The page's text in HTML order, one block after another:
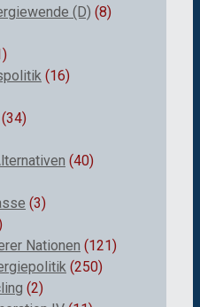
(D) (8)
(16)
(34)
(40)
(3)
Nationen (121)
(250)
(2)